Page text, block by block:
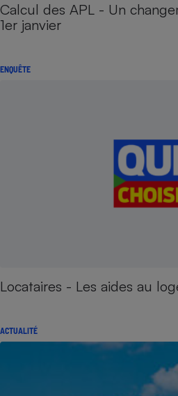
Calcul des APL - Un
1er janvier
ENQUÊTE
Locataires - Les aides au
ACTUALITÉ